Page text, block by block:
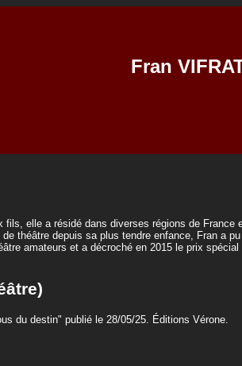
Fran
elle a résidé dans diverses régions de France
théâtre depuis sa plus tendre enfance, Fran a
amateurs et a décroché en 2015 le prix
du destin" publié le 28/05/25. Éditions Vérone.